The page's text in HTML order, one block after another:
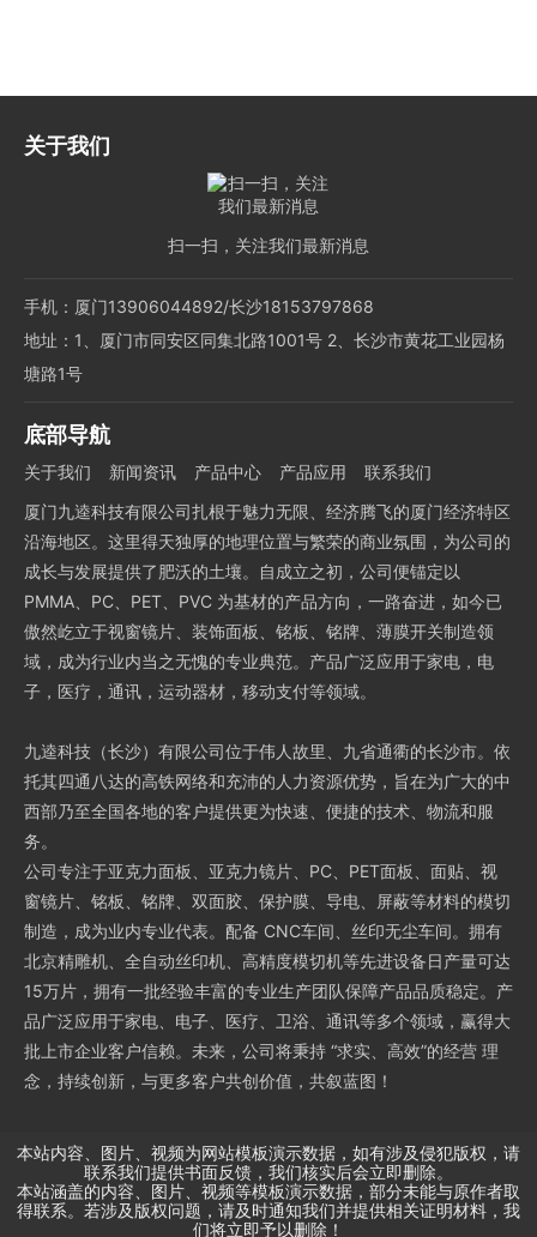
关于我们
扫一扫，关注我们最新消息
手机：厦门13906044892/长沙18153797868
地址：1、厦门市同安区同集北路1001号 2、长沙市黄花工业园杨
塘路1号
底部导航
关于我们 新闻资讯 产品中心 产品应用
联系我们
厦门九逵科技有限公司扎根于魅力无限、经济腾飞的厦门经济特区
沿海地区。这里得天独厚的地理位置与繁荣的商业氛围，为公司的
成长与发展提供了肥沃的土壤。自成立之初，公司便锚定以
PMMA、PC、PET、PVC 为基材的产品方向，一路奋进，如今已
傲然屹立于视窗镜片、装饰面板、铭板、铭牌、薄膜开关制造领
域，成为行业内当之无愧的专业典范。产品广泛应用于家电，电
子，医疗，通讯，运动器材，移动支付等领域。
九逵科技（长沙）有限公司位于伟人故里、九省通衢的长沙市。依
托其四通八达的高铁网络和充沛的人力资源优势，旨在为广大的中
西部乃至全国各地的客户提供更为快速、便捷的技术、物流和服
务。
公司专注于亚克力面板、亚克力镜片、PC、PET面板、面贴、视
窗镜片、铭板、铭牌、双面胶、保护膜、导电、屏蔽等材料的模切
制造，成为业内专业代表。配备 CNC车间、丝印无尘车间。拥有
北京精雕机、全自动丝印机、高精度模切机等先进设备日产量可达
15万片，拥有一批经验丰富的专业生产团队保障产品品质稳定。产
品广泛应用于家电、电子、医疗、卫浴、通讯等多个领域，赢得大
批上市企业客户信赖。未来，公司将秉持 “求实、高效”的经营 理
念，持续创新，与更多客户共创价值，共叙蓝图！
本站内容、图片、视频为网站模板演示数据，如有涉及侵犯版权，请
联系我们提供书面反馈，我们核实后会立即删除。
本站涵盖的内容、图片、视频等模板演示数据，部分未能与原作者取
得联系。若涉及版权问题，请及时通知我们并提供相关证明材料，我
们将立即予以删除！